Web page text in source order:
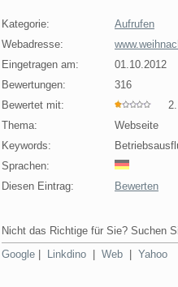
Kategorie:
Aufrufen
Webadresse:
Eingetragen am:
01.10.2012
Bewertungen:
316
Bewertet mit:
Thema:
Webseite
Keywords:
Sprachen:
Diesen Eintrag:
Bewerten
Nicht das Richtige für Sie? Suchen
Google
Linkdino Web Yahoo